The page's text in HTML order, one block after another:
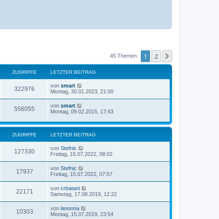
45 Themen 1 2
ZUGRIFFE LETZTER BEITRAG
322976
u
r
f
L
e
t
e
B
e
i
t
r
a
g
von smart
Montag, 30.01.2023, 21:00
556055
u
g
L
e
z
t
e
B
e
t
r
a
g
von smart
Montag, 09.02.2015, 17:43
ZUGRIFFE LETZTER BEITRAG
127330Z
u
i
L
e
t
e
r
B
e
i
t
r
von Stefnic
Freitag, 15.07.2022, 08:02
17937Z
u
r
L
e
t
e
r
B
e
von Stefnic
Freitag, 15.07.2022, 07:57
22171
u
L
e
t
e
von crbatani
Samstag, 17.08.2019, 12:22
10303Z
L
e
von lanonna
Montag, 15.07.2019, 23:54